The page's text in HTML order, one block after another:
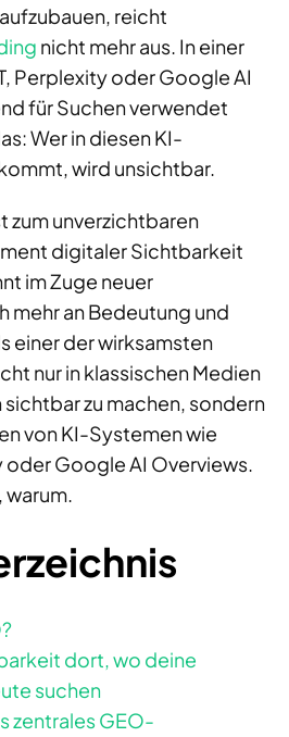
reicht
nicht mehr aus. In einer
Perplexity oder Google AI
für Suchen verwendet
Wer in diesen KI-
wird unsichtbar.
zum unverzichtbaren
digitaler Sichtbarkeit
im Zuge neuer
mehr an Bedeutung und
einer der wirksamsten
nur in klassischen Medien
zu machen, sondern
von KI-Systemen wie
oder Google AI Overviews.
warum.
dort, wo deine
suchen
zentrales GEO-